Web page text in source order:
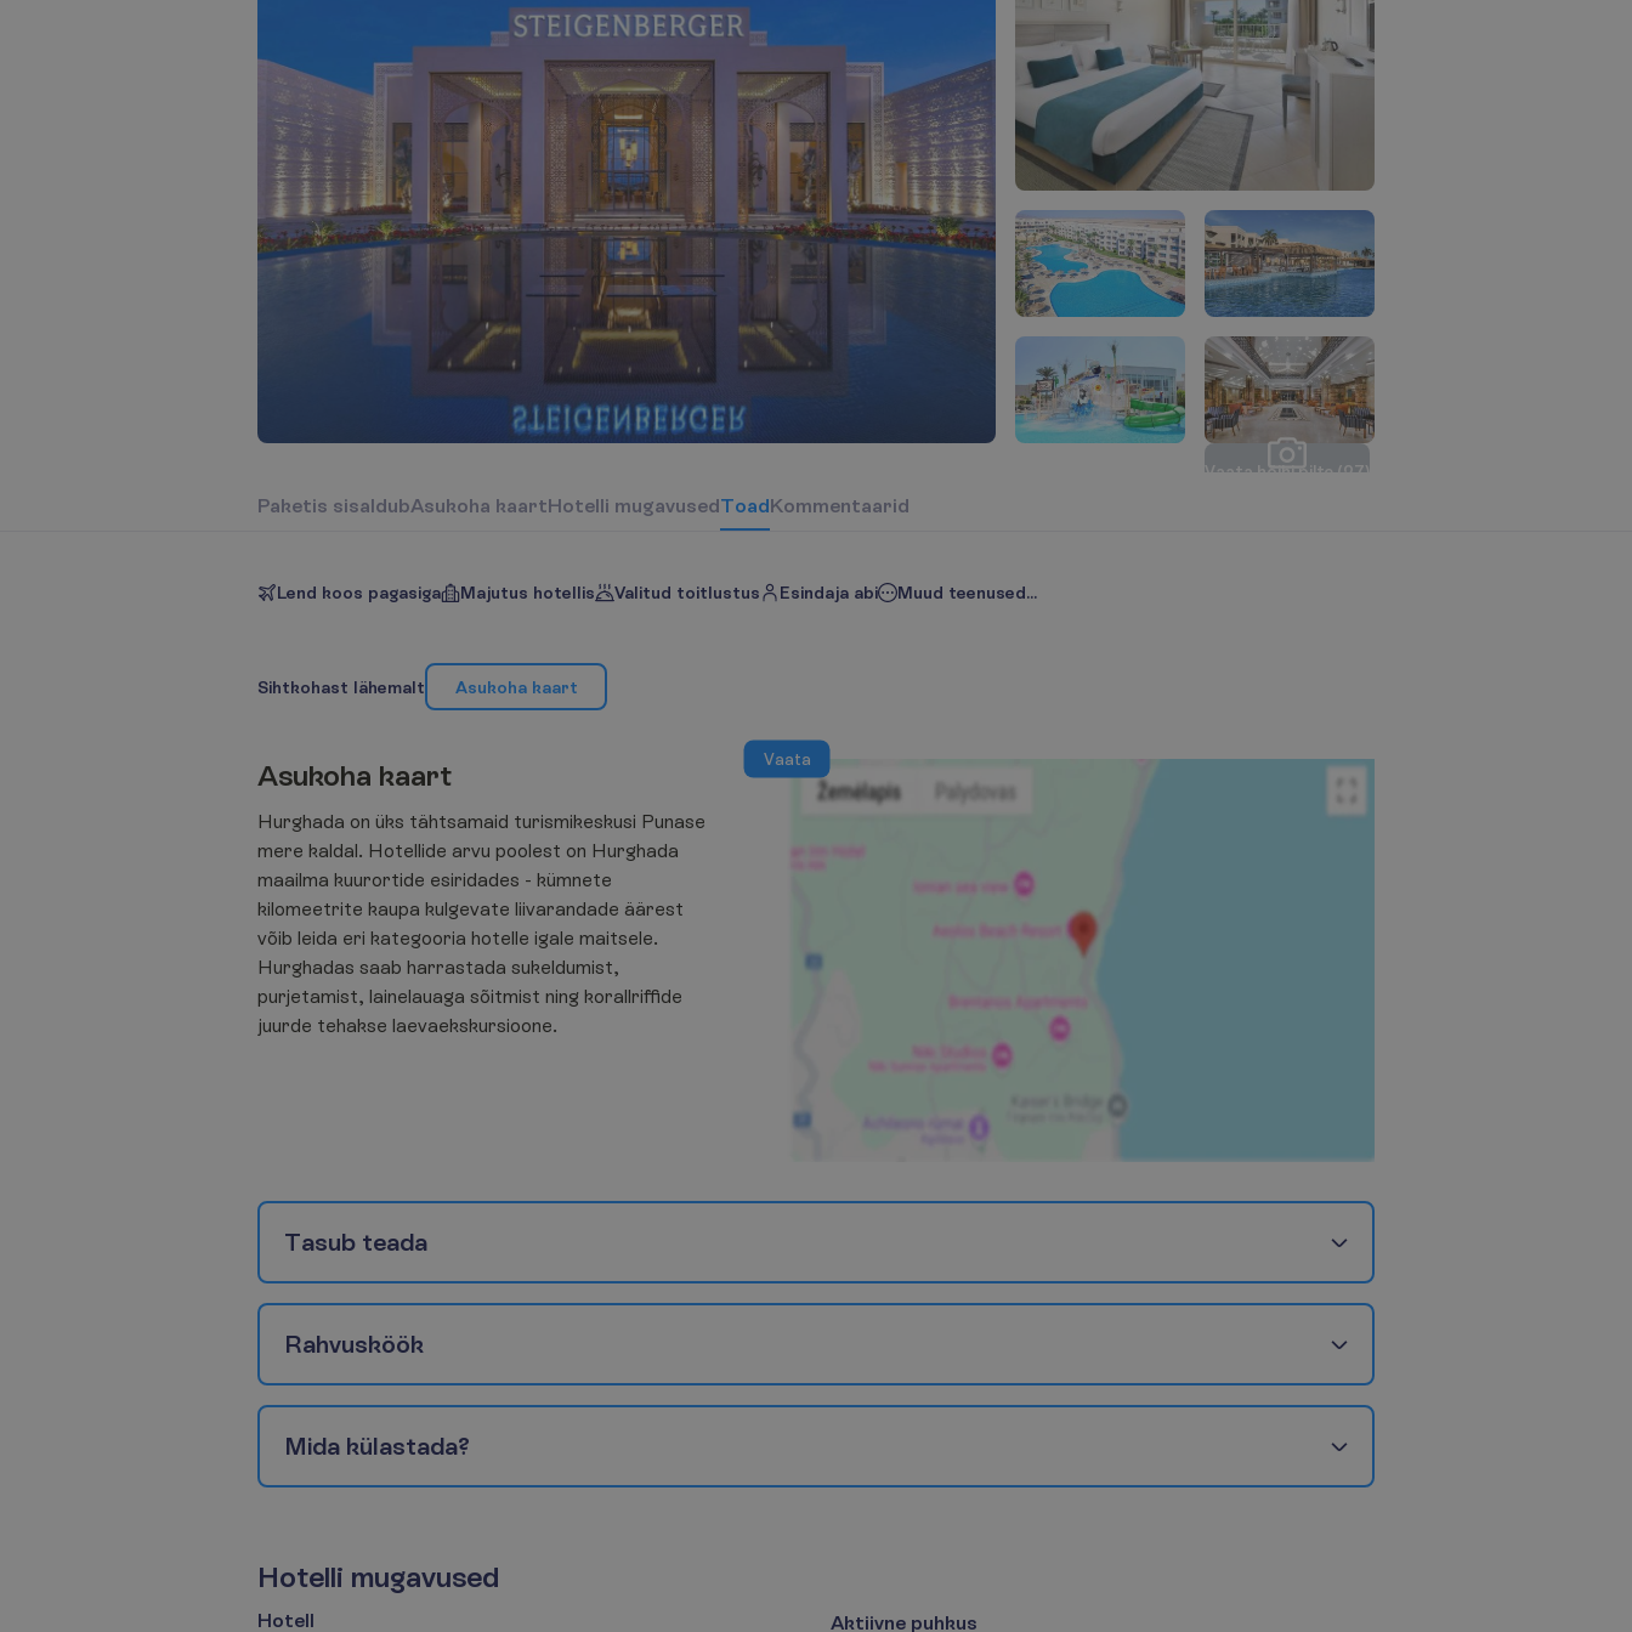
Vaata kõiki pilte (27)
Paketis sisaldubAsukoha kaartHotelli mugavusedToadKommentaarid
Lend koos pagasiga Majutus hotellis Valitud toitlustus Esindaja abi Muud teenused...
Sihtkohast lähemalt Asukoha kaart
Asukoha kaart
Hurghada on üks tähtsamaid turismikeskusi Punase
mere kaldal. Hotellide arvu poolest on Hurghada
maailma kuurortide esiridades - kümnete
kilomeetrite kaupa kulgevate liivarandade äärest
võib leida eri kategooria hotelle igale maitsele.
Hurghadas saab harrastada sukeldumist,
purjetamist, lainelauaga sõitmist ning korallriffide
juurde tehakse laevaekskursioone.
Vaata
Tasub teada
Rahvusköök
Mida külastada?
Hotelli mugavused
Hotell Aktiivne puhkus